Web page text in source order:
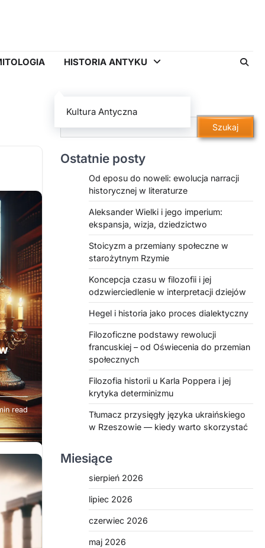
HISTORIA ANTYKU
Kultura Antyczna
które
read
Szukaj
Szukaj
Ostatnie posty
Od eposu do noweli: ewolucja narracji
historycznej w literaturze
Aleksander Wielki i jego imperium:
ekspansja, wizja, dziedzictwo
Stoicyzm a przemiany społeczne w
starożytnym Rzymie
Koncepcja czasu w filozofii i jej
odzwierciedlenie w interpretacji dziejów
Hegel i historia jako proces dialektyczny
Filozoficzne podstawy rewolucji
francuskiej – od Oświecenia do przemian
społecznych
Filozofia historii u Karla Poppera i jej
krytyka determinizmu
Tłumacz przysięgły języka ukraińskiego
w Rzeszowie — kiedy warto skorzystać
Miesiące
sierpień 2026
lipiec 2026
czerwiec 2026
maj 2026